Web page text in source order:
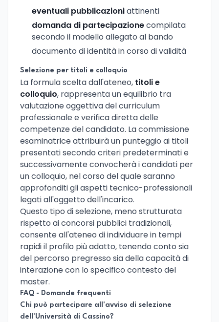
eventuali pubblicazioniattinenti
domanda di partecipazionecompilata
secondo il modello allegato al bando
documento di identità in corso di validità
Selezione per titoli e colloquio
La formula scelta dall'ateneo, titoli e
colloquio, rappresenta un equilibrio tra
valutazione oggettiva del curriculum
professionale e verifica diretta delle
competenze del candidato. La commissione
esaminatrice attribuirà un punteggio ai titoli
presentati secondo criteri predeterminati e
successivamente convocherà i candidati per
un colloquio, nel corso del quale saranno
approfonditi gli aspetti tecnico-professionali
legati all'oggetto dell'incarico.
Questo tipo di selezione, meno strutturata
rispetto ai concorsi pubblici tradizionali,
consente all'ateneo di individuare in tempi
rapidi il profilo più adatto, tenendo conto sia
del percorso pregresso sia della capacità di
interazione con lo specifico contesto del
master.
FAQ - Domande frequenti
Chi può partecipare all'avviso di selezione
dell'Università di Cassino?